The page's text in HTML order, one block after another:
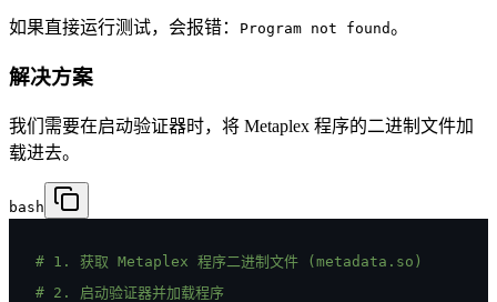
如果直接运行测试，会报错： Program not found。
解决方案
我们需要在启动验证器时，将 Metaplex 程序的二进制文件加
载进去。
bash
# 1. 获取 Metaplex 程序二进制文件 (metadata.so)
# 2. 启动验证器并加载程序